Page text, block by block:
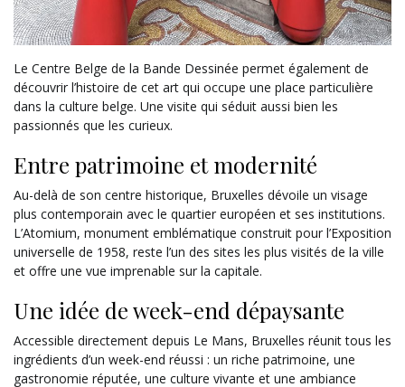
Le Centre Belge de la Bande Dessinée permet également de
découvrir l’histoire de cet art qui occupe une place particulière
dans la culture belge. Une visite qui séduit aussi bien les
passionnés que les curieux.
Entre patrimoine et modernité
Au-delà de son centre historique, Bruxelles dévoile un visage
plus contemporain avec le quartier européen et ses institutions.
L’Atomium, monument emblématique construit pour l’Exposition
universelle de 1958, reste l’un des sites les plus visités de la ville
et offre une vue imprenable sur la capitale.
Une idée de week-end dépaysante
Accessible directement depuis Le Mans, Bruxelles réunit tous les
ingrédients d’un week-end réussi : un riche patrimoine, une
gastronomie réputée, une culture vivante et une ambiance